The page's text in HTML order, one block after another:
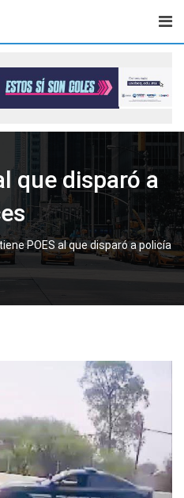
que disparó a
POES al que disparó a policía